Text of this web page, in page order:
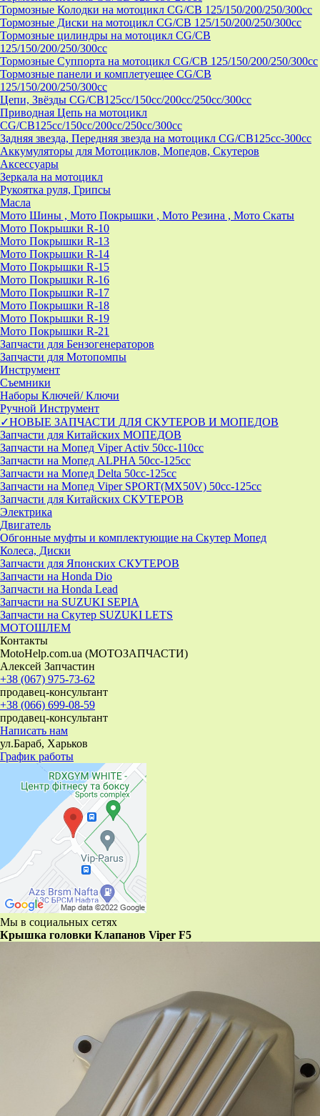
Тормозные Колодки на мотоцикл CG/CB 125/150/200/250/300cc
Тормозные Диски на мотоцикл CG/CB 125/150/200/250/300cc
Тормозные цилиндры на мотоцикл CG/CB
125/150/200/250/300cc
Тормозные Суппорта на мотоцикл CG/CB 125/150/200/250/300cc
Тормозные панели и комплетуещее CG/CB
125/150/200/250/300cc
Цепи, Звёзды CG/CB125cc/150cc/200cc/250cc/300cc
Приводная Цепь на мотоцикл
CG/CB125cc/150cc/200cc/250cc/300cc
Задняя звезда, Передняя звезда на мотоцикл CG/CB125cc-300сс
Аккумуляторы для Мотоциклов, Мопедов, Скутеров
Аксессуары
Зеркала на мотоцикл
Рукоятка руля, Грипсы
Масла
Мото Шины , Мото Покрышки , Мото Резина , Мото Скаты
Мото Покрышки R-10
Мото Покрышки R-13
Мото Покрышки R-14
Мото Покрышки R-15
Мото Покрышки R-16
Мото Покрышки R-17
Мото Покрышки R-18
Мото Покрышки R-19
Мото Покрышки R-21
Запчасти для Бензогенераторов
Запчасти для Мотопомпы
Инструмент
Съемники
Наборы Ключей/ Ключи
Ручной Инструмент
✓НОВЫЕ ЗАПЧАСТИ ДЛЯ СКУТЕРОВ И МОПЕДОВ
Запчасти для Китайских МОПЕДОВ
Запчасти на Мопед Viper Activ 50cc-110cc
Запчасти на Мопед ALPHA 50cc-125cc
Запчасти на Мопед Delta 50cc-125cc
Запчасти на Мопед Viper SPORT(MX50V) 50cc-125cc
Запчасти для Китайских СКУТЕРОВ
Электрика
Двигатель
Обгонные муфты и комплектующие на Скутер Мопед
Колеса, Диски
Запчасти для Японских СКУТЕРОВ
Запчасти на Honda Dio
Запчасти на Honda Lead
Запчасти на SUZUKI SEPIA
Запчасти на Скутер SUZUKI LETS
МОТОШЛЕМ
Контакты
MotoHelp.com.ua (МОТОЗАПЧАСТИ)
Алексей Запчастин
+38 (067) 975-73-62
продавец-консультант
+38 (066) 699-08-59
продавец-консультант
Написать нам
ул.Бараб, Харьков
График работы
Мы в социальных сетях
Крышка головки Клапанов Viper F5